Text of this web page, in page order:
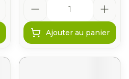
Ajouter au panier